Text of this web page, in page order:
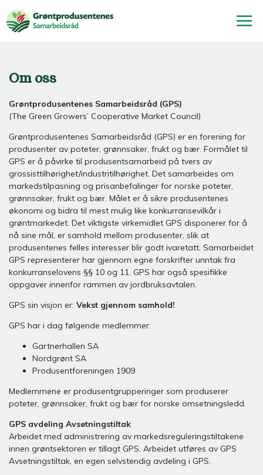
Om oss
Grøntprodusentenes Samarbeidsråd (GPS)
(The Green Growers’ Cooperative Market Council)
Grøntprodusentenes Samarbeidsråd (GPS) er en forening for
produsenter av poteter, grønnsaker, frukt og bær. Formålet til
GPS er å påvirke til produsentsamarbeid på tvers av
grossisttilhørighet/industritilhørighet. Det samarbeides om
markedstilpasning og prisanbefalinger for norske poteter,
grønnsaker, frukt og bær. Målet er å sikre produsentenes
økonomi og bidra til mest mulig like konkurransevilkår i
grøntmarkedet. Det viktigste virkemidlet GPS disponerer for å
nå sine mål, er samhold mellom produsenter, slik at
produsentenes felles interesser blir godt ivaretatt. Samarbeidet
GPS representerer har gjennom egne forskrifter unntak fra
konkurranselovens §§ 10 og 11. GPS har også spesifikke
oppgaver innenfor rammen av jordbruksavtalen.
GPS sin visjon er: Vekst gjennom samhold!
GPS har i dag følgende medlemmer:
Gartnerhallen SA
Nordgrønt SA
Produsentforeningen 1909
Medlemmene er produsentgrupperinger som produserer
poteter, grønnsaker, frukt og bær for norske omsetningsledd.
GPS avdeling Avsetningstiltak
Arbeidet med administrering av markedsreguleringstiltakene
innen grøntsektoren er tillagt GPS. Arbeidet utføres av GPS
Avsetningstiltak, en egen selvstendig avdeling i GPS.